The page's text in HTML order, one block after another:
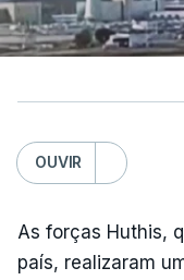
OUVIR
As forças Huthis,
país, realizaram